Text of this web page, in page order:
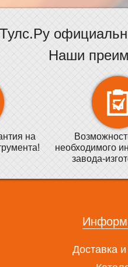
Наши
на
необходимого
завода-
Доставка